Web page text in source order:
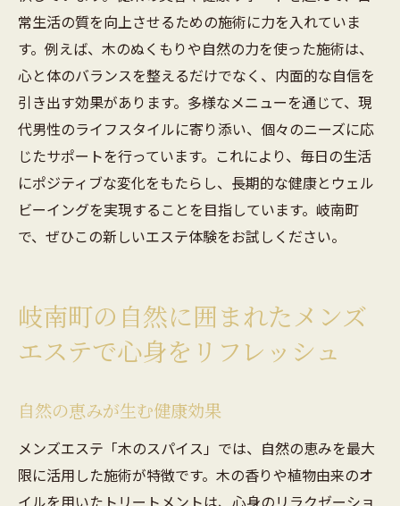
常生活の質を向上させるための施術に力を入れていま
す。例えば、木のぬくもりや自然の力を使った施術は、
心と体のバランスを整えるだけでなく、内面的な自信を
引き出す効果があります。多様なメニューを通じて、現
代男性のライフスタイルに寄り添い、個々のニーズに応
じたサポートを行っています。これにより、毎日の生活
にポジティブな変化をもたらし、長期的な健康とウェル
ビーイングを実現することを目指しています。岐南町
で、ぜひこの新しいエステ体験をお試しください。
岐南町の自然に囲まれたメンズ
エステで心身をリフレッシュ
自然の恵みが生む健康効果
メンズエステ「木のスパイス」では、自然の恵みを最大
限に活用した施術が特徴です。木の香りや植物由来のオ
イルを用いたトリートメントは、心身のリラクゼーショ